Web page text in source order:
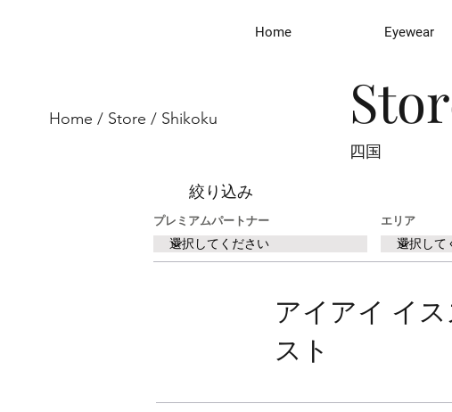
Home Eyewear
アイアイ イ
スト
プレミアムパートナー
エリア
絞り込み
四国
Home / Store / Shikoku